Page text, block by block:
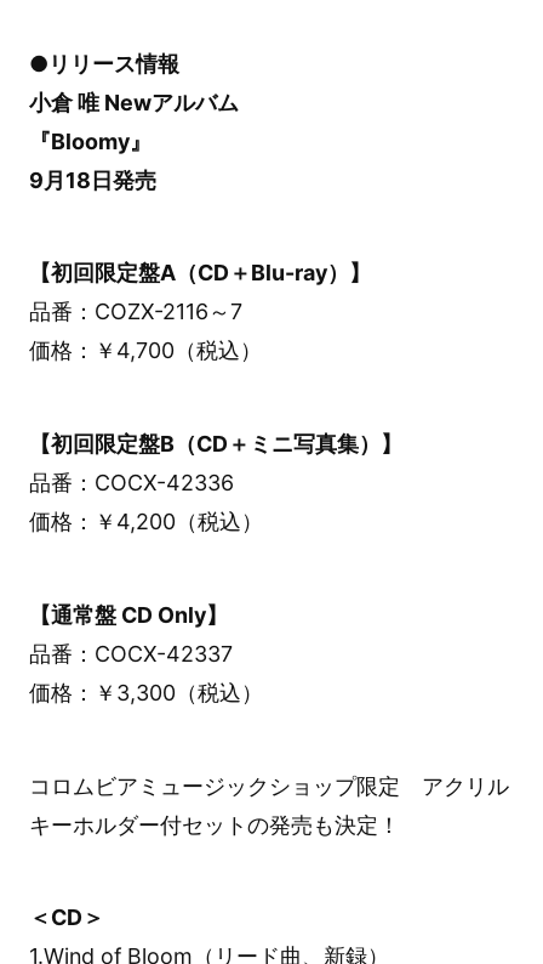
●リリース情報
小倉 唯 Newアルバム
『Bloomy』
9月18日発売
【初回限定盤A（CD＋Blu-ray）】
品番：COZX-2116～7
価格：￥4,700（税込）
【初回限定盤B（CD＋ミニ写真集）】
品番：COCX-42336
価格：￥4,200（税込）
【通常盤 CD Only】
品番：COCX-42337
価格：￥3,300（税込）
コロムビアミュージックショップ限定 アクリル
キーホルダー付セットの発売も決定！
＜CD＞
1.Wind of Bloom（リード曲、新録）